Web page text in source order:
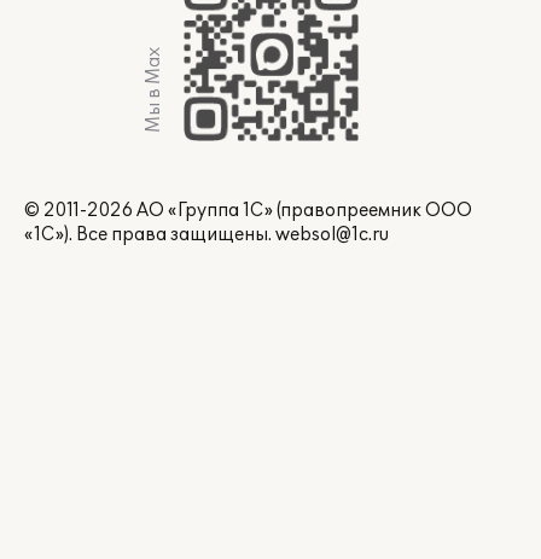
Мы в Max
© 2011-2026 АО «Группа 1С» (правопреемник ООО
«1С»). Все права защищены. websol@1c.ru